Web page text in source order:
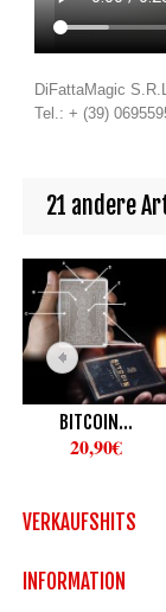
DiFattaMagic
Tel.: + (39)
21 andere
BITCOIN...
20,90€
VERKAUFSHITS
INFORMATION